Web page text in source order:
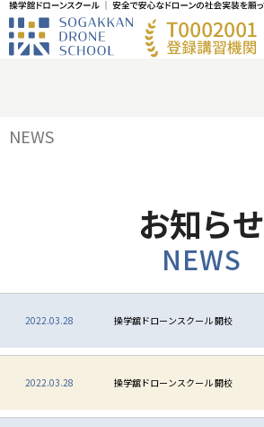
NEWS
お知らせ
NEWS
2022.03.28 操学舘ドローンスクール 開校
2022.03.28 操学舘ドローンスクール 開校